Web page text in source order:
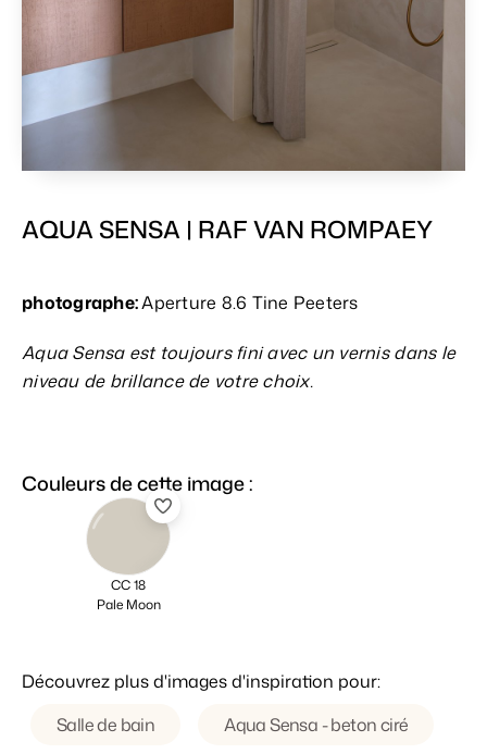
AQUA SENSA | RAF VAN ROMPAEY
photographe:Aperture 8.6 Tine Peeters
Aqua Sensa est toujours fini avec un vernis dans le
niveau de brillance de votre choix.
Couleurs de cette image :
CC 18
Pale Moon
Découvrez plus d'images d'inspiration pour:
Salle de bain
Aqua Sensa - beton ciré